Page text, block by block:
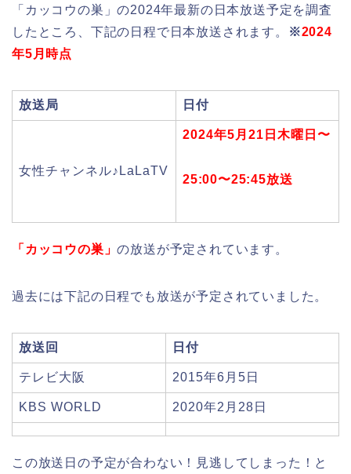
「カッコウの巣」の2024年最新の日本放送予定を調査
したところ、下記の日程で日本放送されます。
※2024
年5月時点
放送局 日付
女性チャンネル♪LaLaTV
2024年5月21日木曜日〜
25:00〜25:45放送
「カッコウの巣」の放送が予定されています。
過去には下記の日程でも放送が予定されていました。
放送回 日付
テレビ大阪 2015年6月5日
KBS WORLD 2020年2月28日
この放送日の予定が合わない！見逃してしまった！と